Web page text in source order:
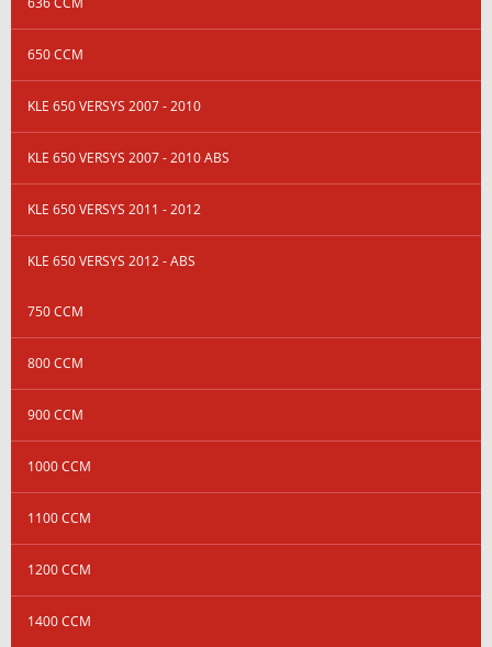
650 CCM
KLE 650 VERSYS 2007 - 2010
KLE 650 VERSYS 2007 - 2010 ABS
KLE 650 VERSYS 2011 - 2012
KLE 650 VERSYS 2012 - ABS
750 CCM
800 CCM
900 CCM
1000 CCM
1100 CCM
1200 CCM
1400 CCM